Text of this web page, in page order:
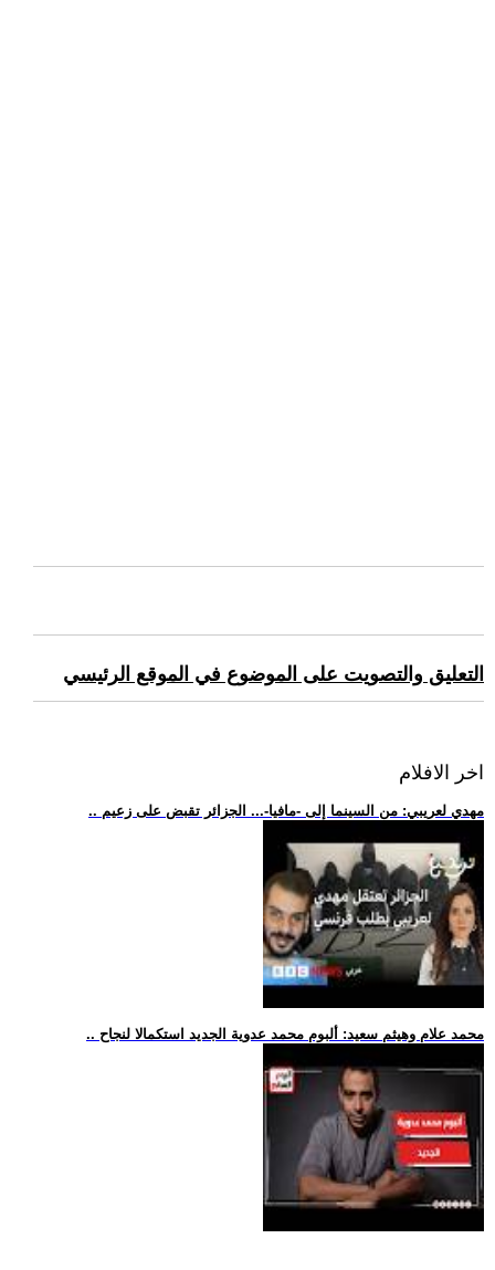
التعليق والتصويت على الموضوع في الموقع الرئيسي
اخر الافلام
.. مهدي لعريبي: من السينما إلى -مافيا-... الجزائر تقبض على زعيم
.. محمد علام وهيثم سعيد: ألبوم محمد عدوية الجديد استكمالا لنجاح